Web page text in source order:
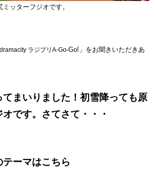
ッターフジオです。
ラジプリA-Go-Go! 」をお聞きいただきあ
まいりました！初雪降っても原
です。さてさて・・・
ーマはこちら